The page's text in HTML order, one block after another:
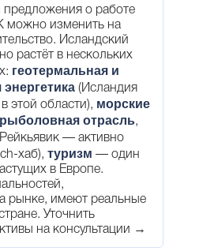
о работе
можно изменить на
Исландский
растёт в нескольких
геотермальная и
(Исландия
этой области), морские
отрасль,
— активно
хаб), туризм — один
в Европе.
рынке, имеют реальные
Уточнить
на консультации →